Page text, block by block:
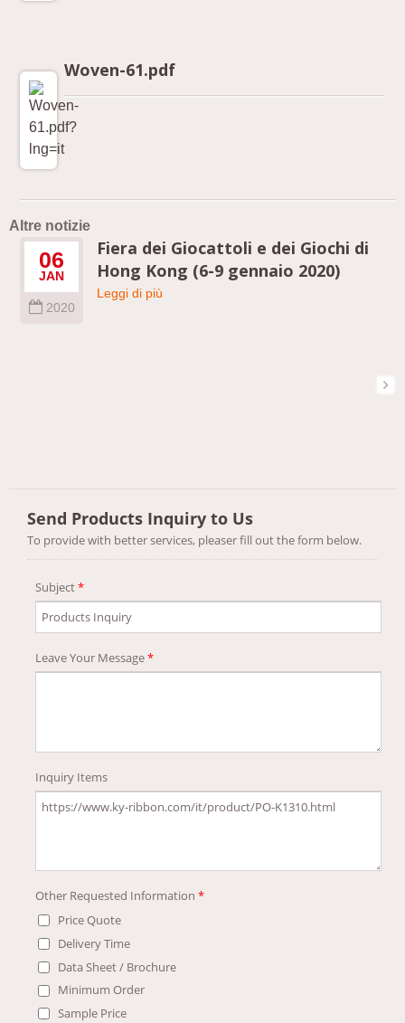
Woven-61.pdf
Altre notizie
06
JAN
2020
Fiera dei Giocattoli e dei Giochi di
Hong Kong (6-9 gennaio 2020)
Leggi di più